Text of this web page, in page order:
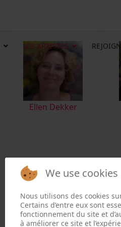
LES ARTISTES
Ellen Dekker
We use cookies
Nous utilisons des cookies
Certains d’entre eux sont
fonctionnement du site et
à améliorer ce site et